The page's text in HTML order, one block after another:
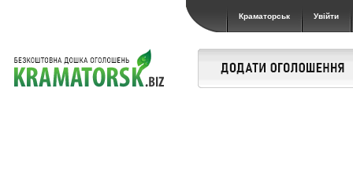
Краматорськ Увійти